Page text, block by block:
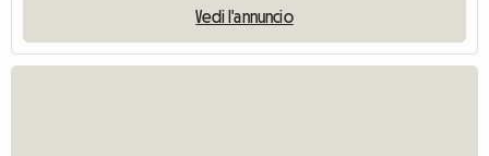
Vedi l'annuncio